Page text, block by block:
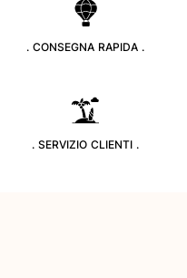
. CONSEGNA RAPIDA .
. SERVIZIO CLIENTI .